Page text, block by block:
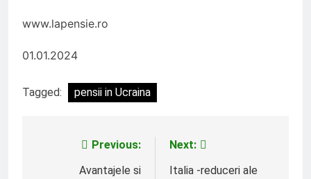
www.lapensie.ro
01.01.2024
Tagged: pensii in Ucraina
NavigarePrevious:
Avantajele si
Next:
Italia -reduceri ale